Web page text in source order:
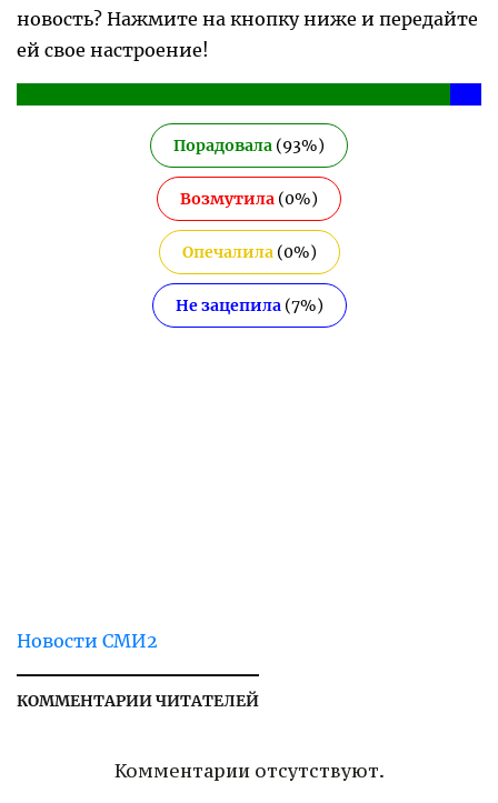
новость? Нажмите на кнопку ниже и передайте
ей свое настроение!
Порадовала (93%)
Возмутила (0%)
Опечалила (0%)
Не зацепила (7%)
Новости СМИ2
КОММЕНТАРИИ ЧИТАТЕЛЕЙ
Комментарии отсутствуют.